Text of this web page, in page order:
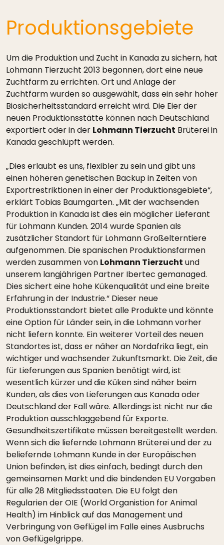
Produktionsgebiete
Um die Produktion und Zucht in Kanada zu sichern, hat
Lohmann Tierzucht 2013 begonnen, dort eine neue
Zuchtfarm zu errichten. Ort und Anlage der
Zuchtfarm wurden so ausgewählt, dass ein sehr hoher
Biosicherheitsstandard erreicht wird. Die Eier der
neuen Produktionsstätte können nach Deutschland
exportiert oder in der Lohmann Tierzucht Brüterei in
Kanada geschlüpft werden.
„Dies erlaubt es uns, flexibler zu sein und gibt uns
einen höheren genetischen Backup in Zeiten von
Exportrestriktionen in einer der Produktionsgebiete“,
erklärt Tobias Baumgarten. „Mit der wachsenden
Produktion in Kanada ist dies ein möglicher Lieferant
für Lohmann Kunden. 2014 wurde Spanien als
zusätzlicher Standort für Lohmann Großelterntiere
aufgenommen. Die spanischen Produktionsfarmen
werden zusammen von Lohmann Tierzucht und
unserem langjährigen Partner Ibertec gemanaged.
Dies sichert eine hohe Kükenqualität und eine breite
Erfahrung in der Industrie.“ Dieser neue
Produktionsstandort bietet alle Produkte und könnte
eine Option für Länder sein, in die Lohmann vorher
nicht liefern konnte. Ein weiterer Vorteil des neuen
Standortes ist, dass er näher an Nordafrika liegt, ein
wichtiger und wachsender Zukunftsmarkt. Die Zeit, die
für Lieferungen aus Spanien benötigt wird, ist
wesentlich kürzer und die Küken sind näher beim
Kunden, als dies von Lieferungen aus Kanada oder
Deutschland der Fall wäre. Allerdings ist nicht nur die
Produktion ausschlaggebend für Exporte.
Gesundheitszertifikate müssen bereitgestellt werden.
Wenn sich die liefernde Lohmann Brüterei und der zu
beliefernde Lohmann Kunde in der Europäischen
Union befinden, ist dies einfach, bedingt durch den
gemeinsamen Markt und die bindenden EU Vorgaben
für alle 28 Mitgliedsstaaten. Die EU folgt den
Regularien der OIE (World Organistion for Animal
Health) im Hinblick auf das Management und
Verbringung von Geflügel im Falle eines Ausbruchs
von Geflügelgrippe.